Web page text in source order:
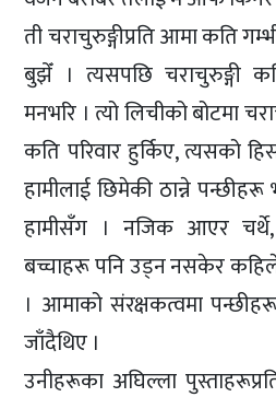
ती चराचुरुङ्गीप्रति आमा कति
बुझेँ । त्यसपछि चराचुरुङ्गी
मनभरि । त्यो लिचीको बोटमा
कति परिवार हुर्किए, त्यसको
हामीलाई छिमेकी ठान्ने
हामीसँग । नजिक आएर चर्थे,
बच्चाहरू पनि उड्न नसकेर
। आमाको संरक्षकत्वमा
जाँदैथिए ।
उनीहरूका अघिल्ला